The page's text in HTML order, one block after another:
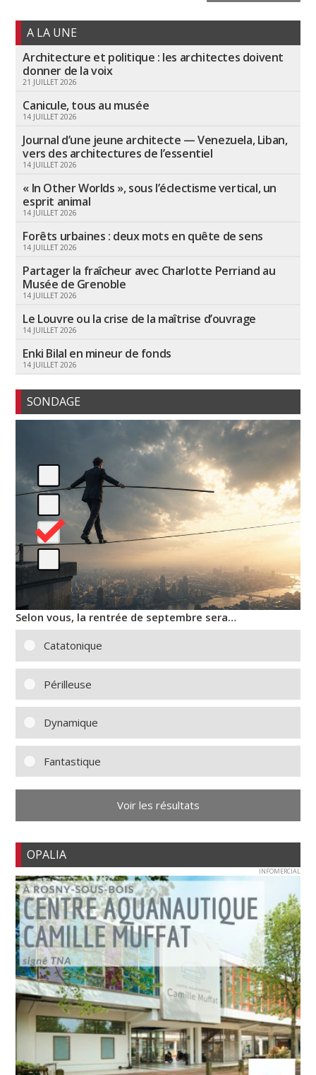
A LA UNE
Architecture et politique : les architectes doivent
donner de la voix
21 JUILLET 2026
Canicule, tous au musée
14 JUILLET 2026
Journal d’une jeune architecte — Venezuela, Liban,
vers des architectures de l’essentiel
14 JUILLET 2026
« In Other Worlds », sous l’éclectisme vertical, un
esprit animal
14 JUILLET 2026
Forêts urbaines : deux mots en quête de sens
14 JUILLET 2026
Partager la fraîcheur avec Charlotte Perriand au
Musée de Grenoble
14 JUILLET 2026
Le Louvre ou la crise de la maîtrise d’ouvrage
14 JUILLET 2026
Enki Bilal en mineur de fonds
14 JUILLET 2026
SONDAGE
Selon vous, la rentrée de septembre sera…
Catatonique
Périlleuse
Dynamique
Fantastique
Voir les résultats
OPALIA
INFOMERCIAL